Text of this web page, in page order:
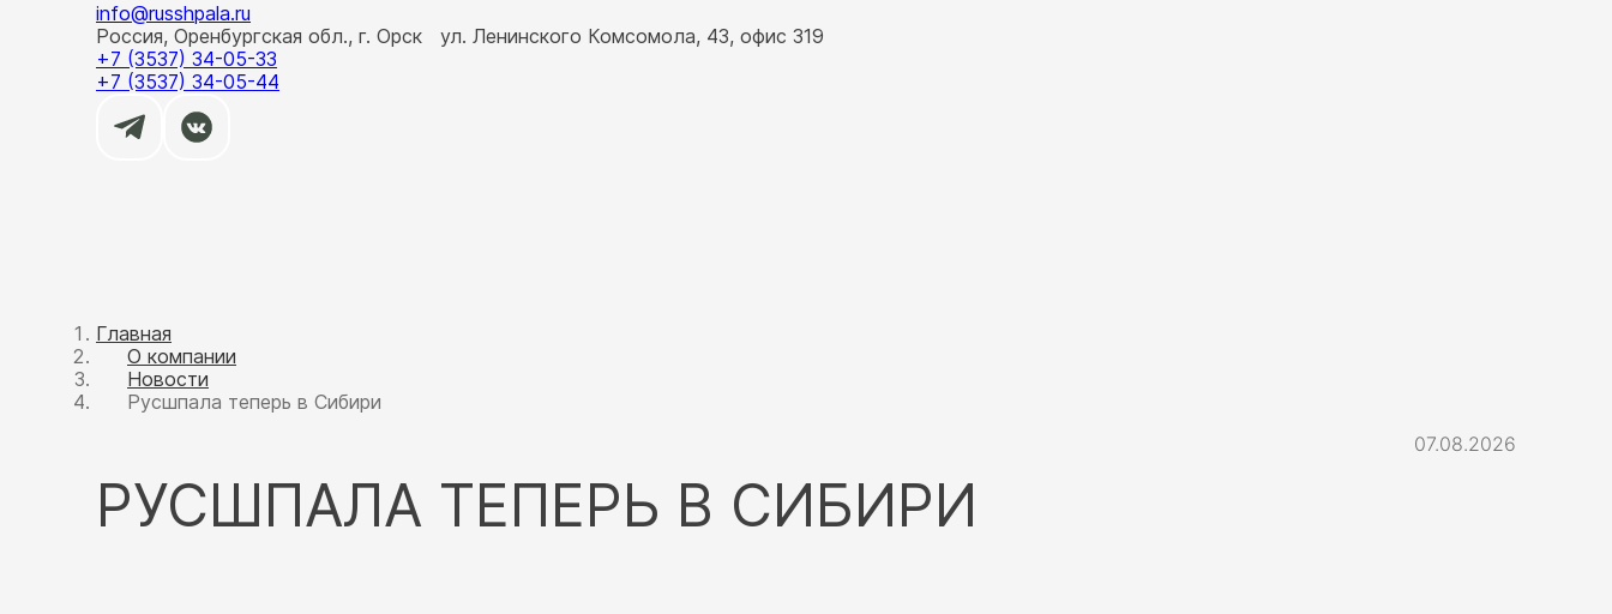
info@russhpala.ru
Россия, Оренбургская обл., г. Орск ул. Ленинского Комсомола, 43, офис 319
+7 (3537) 34-05-33
+7 (3537) 34-05-44
Главная
О компании
Новости
Русшпала теперь в Сибири
РУСШПАЛА ТЕПЕРЬ В СИБИРИ
07.08.2026